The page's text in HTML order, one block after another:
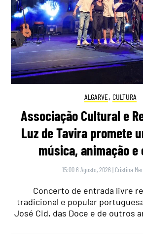
ALGARVE, CULTURA
Associação Cultural e
Luz de Tavira promete
música, animação e
15:00 6 Agosto, 2026 | Cristina
Concerto de entrada livre
tradicional e popular
José Cid, das Doce e de outros